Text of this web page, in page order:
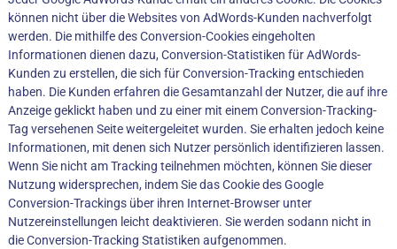
können nicht über die Websites von AdWords-Kunden nachverfolgt
werden. Die mithilfe des Conversion-Cookies eingeholten
Informationen dienen dazu, Conversion-Statistiken für AdWords-
Kunden zu erstellen, die sich für Conversion-Tracking entschieden
haben. Die Kunden erfahren die Gesamtanzahl der Nutzer, die auf ihre
Anzeige geklickt haben und zu einer mit einem Conversion-Tracking-
Tag versehenen Seite weitergeleitet wurden. Sie erhalten jedoch keine
Informationen, mit denen sich Nutzer persönlich identifizieren lassen.
Wenn Sie nicht am Tracking teilnehmen möchten, können Sie dieser
Nutzung widersprechen, indem Sie das Cookie des Google
Conversion-Trackings über ihren Internet-Browser unter
Nutzereinstellungen leicht deaktivieren. Sie werden sodann nicht in
die Conversion-Tracking Statistiken aufgenommen.